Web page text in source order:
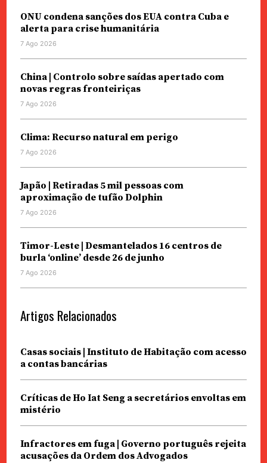
ONU condena sanções dos EUA contra Cuba e
alerta para crise humanitária
7 Ago 2026
China | Controlo sobre saídas apertado com
novas regras fronteiriças
7 Ago 2026
Clima: Recurso natural em perigo
7 Ago 2026
Japão | Retiradas 5 mil pessoas com
aproximação de tufão Dolphin
7 Ago 2026
Timor-Leste | Desmantelados 16 centros de
burla ‘online’ desde 26 de junho
7 Ago 2026
Artigos Relacionados
Casas sociais | Instituto de Habitação com acesso
a contas bancárias
Críticas de Ho Iat Seng a secretários envoltas em
mistério
Infractores em fuga | Governo português rejeita
acusações da Ordem dos Advogados